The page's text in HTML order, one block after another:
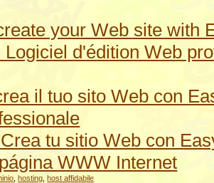
your Web site with
Logiciel d'édition Web
il tuo sito Web con
tu sitio Web con
WWW Internet
,hosting ,host affidabile